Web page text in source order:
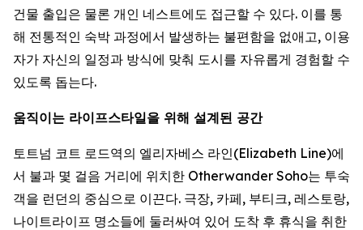
건물 출입은 물론 개인 네스트에도 접근할 수 있다. 이를 통
해 전통적인 숙박 과정에서 발생하는 불편함을 없애고, 이용
자가 자신의 일정과 방식에 맞춰 도시를 자유롭게 경험할 수
있도록 돕는다.
움직이는 라이프스타일을 위해 설계된 공간
토트넘 코트 로드역의 엘리자베스 라인(Elizabeth Line)에
서 불과 몇 걸음 거리에 위치한 Otherwander Soho는 투숙
객을 런던의 중심으로 이끈다. 극장, 카페, 부티크, 레스토랑,
나이트라이프 명소들에 둘러싸여 있어 도착 후 휴식을 취한